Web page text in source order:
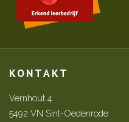
KONTAKT
Vernhout 4
5492 VN Sint-Oedenrode